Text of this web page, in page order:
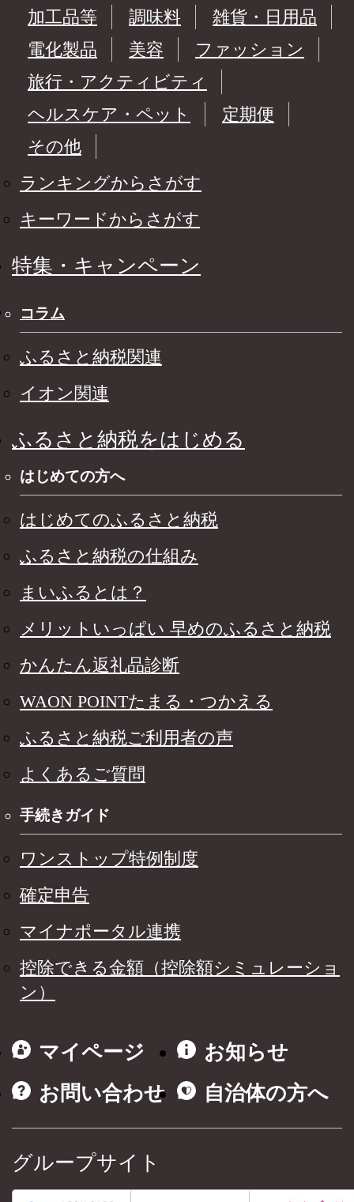
加工品等
調味料
雑貨・日用品
電化製品
美容
ファッション
旅行・アクティビティ
ヘルスケア・ペット
定期便
その他
ランキングからさがす
キーワードからさがす
特集・キャンペーン
コラム
ふるさと納税関連
イオン関連
ふるさと納税をはじめる
はじめての方へ
はじめてのふるさと納税
ふるさと納税の仕組み
まいふるとは？
メリットいっぱい 早めのふるさと納税
かんたん返礼品診断
WAON POINTたまる・つかえる
ふるさと納税ご利用者の声
よくあるご質問
手続きガイド
ワンストップ特例制度
確定申告
マイナポータル連携
控除できる金額（控除額シミュレーショ
ン）
マイページ
お知らせ
お問い合わせ
自治体の方へ
グループサイト